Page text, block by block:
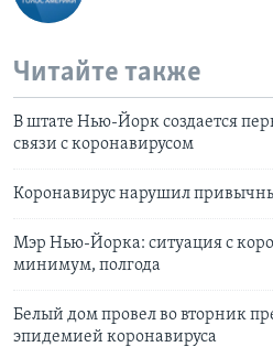
Читайте также
В штате Нью-Йорк создается
связи с коронавирусом
Коронавирус нарушил
Мэр Нью-Йорка: ситуация с
минимум, полгода
Белый дом провел во вторник
эпидемией коронавируса